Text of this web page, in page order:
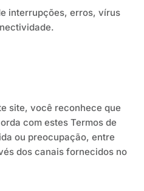
interrupções, erros, vírus
site, você reconhece que
com estes Termos de
ou preocupação, entre
dos canais fornecidos no